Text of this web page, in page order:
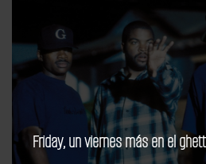
Friday, un viernes más en el